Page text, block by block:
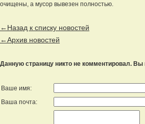
очищены, а мусор вывезен полностью.
←Назад к списку новостей
←Архив новостей
Данную страницу никто не комментировал.
Ваше имя:
Ваша почта: